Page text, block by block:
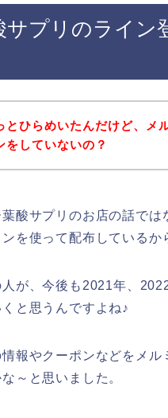
サプリのライン
とひらめいたんだけど、メ
をしていないの？
酸サプリのお店の話で
を使って配布しているか
が、今後も2021年、
と思うんですよね♪
報やクーポンなどをメ
～と思いました。